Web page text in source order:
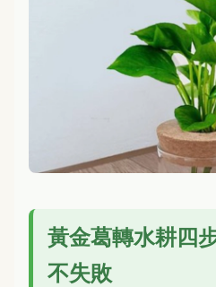
黃金葛轉水耕四
不失敗